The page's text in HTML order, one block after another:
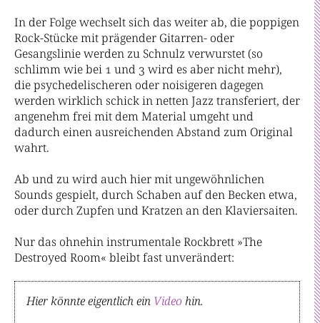
In der Folge wechselt sich das weiter ab, die poppigen
Rock-Stücke mit prägender Gitarren- oder
Gesangslinie werden zu Schnulz verwurstet (so
schlimm wie bei 1 und 3 wird es aber nicht mehr),
die psychedelischeren oder noisigeren dagegen
werden wirklich schick in netten Jazz transferiert, der
angenehm frei mit dem Material umgeht und
dadurch einen ausreichenden Abstand zum Original
wahrt.
Ab und zu wird auch hier mit ungewöhnlichen
Sounds gespielt, durch Schaben auf den Becken etwa,
oder durch Zupfen und Kratzen an den Klaviersaiten.
Nur das ohnehin instrumentale Rockbrett »The
Destroyed Room« bleibt fast unverändert:
Hier könnte eigentlich ein Video hin.